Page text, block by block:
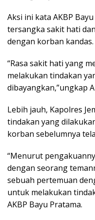
Aksi ini kata AKBP
tersangka sakit hati
dengan korban kandas.
“Rasa sakit hati yang
melakukan tindakan
dibayangkan,”ungkap
Lebih jauh, Kapolres
tindakan yang
korban sebelumnya
“Menurut
dengan seorang
sebuah pertemuan
untuk melakukan
AKBP Bayu Pratama.